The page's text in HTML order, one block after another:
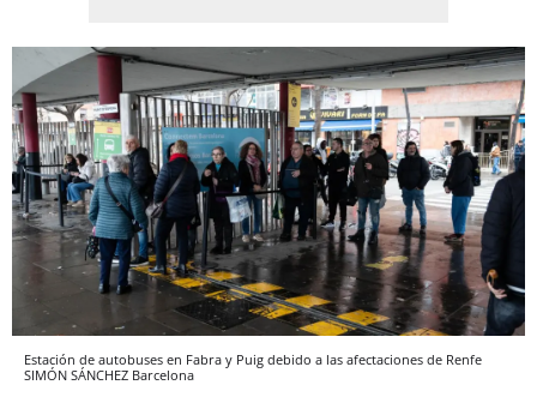
Estación de autobuses en Fabra y Puig debido a las afectaciones de Renfe
SIMÓN SÁNCHEZ Barcelona